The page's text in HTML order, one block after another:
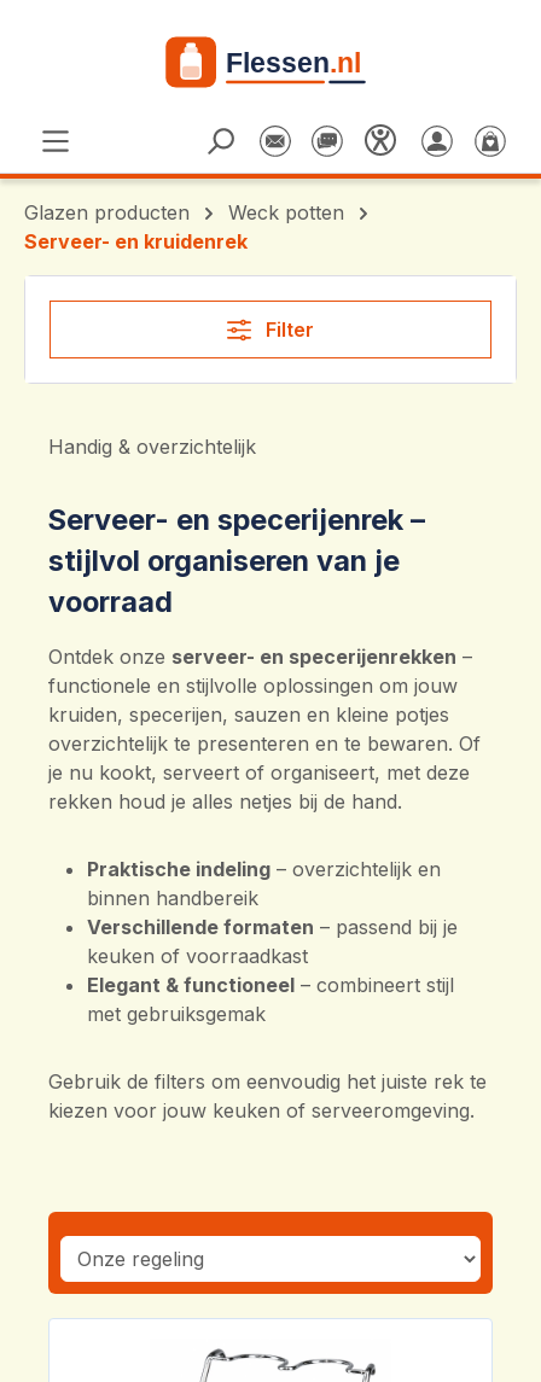
Glazen producten
Weck potten
Serveer- en kruidenrek
Filter
Handig & overzichtelijk
Serveer- en specerijenrek –
stijlvol organiseren van je
voorraad
Ontdek onze serveer- en specerijenrekken –
functionele en stijlvolle oplossingen om jouw
kruiden, specerijen, sauzen en kleine potjes
overzichtelijk te presenteren en te bewaren. Of
je nu kookt, serveert of organiseert, met deze
rekken houd je alles netjes bij de hand.
Praktische indeling – overzichtelijk en
binnen handbereik
Verschillende formaten – passend bij je
keuken of voorraadkast
Elegant & functioneel – combineert stijl
met gebruiksgemak
Gebruik de filters om eenvoudig het juiste rek te
kiezen voor jouw keuken of serveeromgeving.